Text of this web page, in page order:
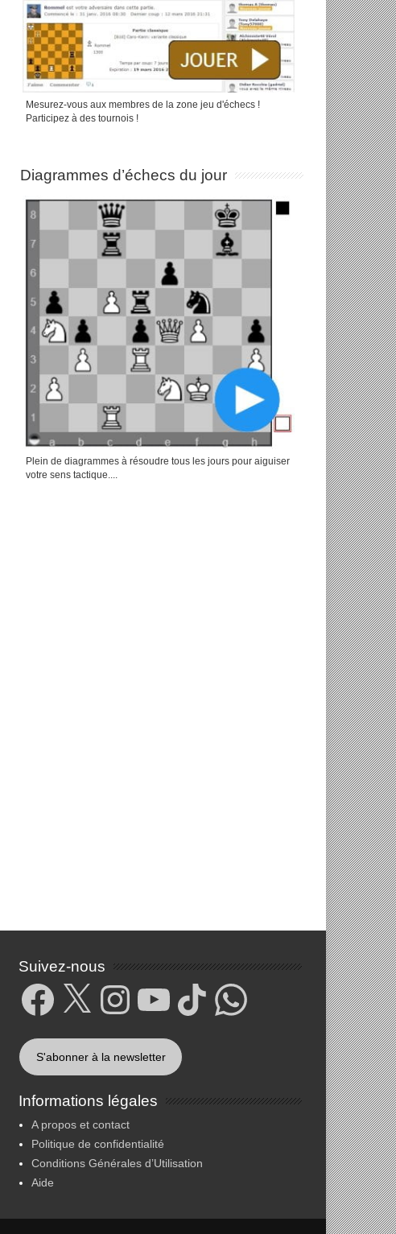
Mesurez-vous aux membres de la zone jeu d'échecs !
Participez à des tournois !
Diagrammes d’échecs du jour
Plein de diagrammes à résoudre tous les jours pour aiguiser
votre sens tactique....
Suivez-nous
Facebook Instagram TikTok WhatsApp
S'abonner à la newsletter
Informations légales
A propos et contact
Politique de confidentialité
Conditions Générales d’Utilisation
Aide